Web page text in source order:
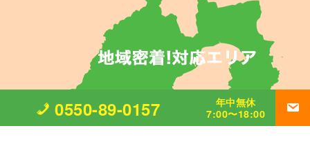
0550-89-0157
年中無休
7:00〜18:00